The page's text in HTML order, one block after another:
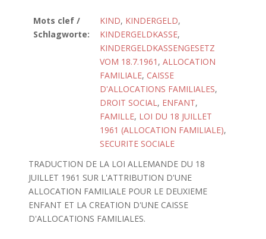
Mots clef /
Schlagworte:
KIND, KINDERGELD,
KINDERGELDKASSE,
KINDERGELDKASSENGESETZ
VOM 18.7.1961 , ALLOCATION
FAMILIALE, CAISSE
D'ALLOCATIONS FAMILIALES,
DROIT SOCIAL, ENFANT,
FAMILLE, LOI DU 18 JUILLET
1961 (ALLOCATION FAMILIALE),
SECURITE SOCIALE
TRADUCTION DE LA LOI ALLEMANDE DU 18
JUILLET 1961 SUR L'ATTRIBUTION D'UNE
ALLOCATION FAMILIALE POUR LE DEUXIEME
ENFANT ET LA CREATION D'UNE CAISSE
D'ALLOCATIONS FAMILIALES.